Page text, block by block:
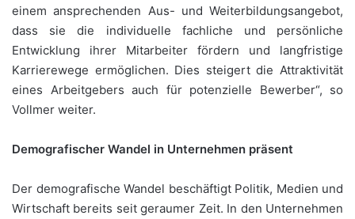
einem ansprechenden Aus- und Weiterbildungsangebot,
dass sie die individuelle fachliche und persönliche
Entwicklung ihrer Mitarbeiter fördern und langfristige
Karrierewege ermöglichen. Dies steigert die Attraktivität
eines Arbeitgebers auch für potenzielle Bewerber“, so
Vollmer weiter.
Demografischer Wandel in Unternehmen präsent
Der demografische Wandel beschäftigt Politik, Medien und
Wirtschaft bereits seit geraumer Zeit. In den Unternehmen